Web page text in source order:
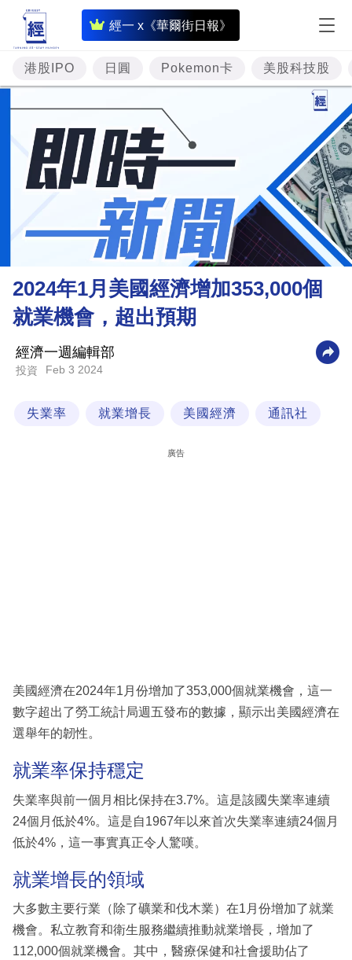
經一 x《華爾街日報》
即
時
財
經
專
題
投
資
樓
市
財
商
業
科
區
港股IPO 日圓 Pokemon卡 美股科技股
2024年1月美國經濟增加353,000個
就業機會，超出預期
經濟一週編輯部
投資 Feb 3 2024
失業率 就業增長 美國經濟 通訊社
廣告
美國經濟在2024年1月份增加了353,000個就業機會，這一
數字超出了勞工統計局週五發布的數據，顯示出美國經濟在
選舉年的韌性。
就業率保持穩定
失業率與前一個月相比保持在3.7%。這是該國失業率連續
24個月低於4%。這是自1967年以來首次失業率連續24個月
低於4%，這一事實真正令人驚嘆。
就業增長的領域
大多數主要行業（除了礦業和伐木業）在1月份增加了就業
機會。私立教育和衛生服務繼續推動就業增長，增加了
112,000個就業機會。其中，醫療保健和社會援助佔了